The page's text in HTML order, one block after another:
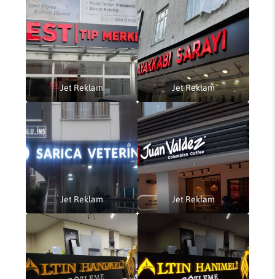
Jet Reklam Jet Reklam
Jet Reklam Jet Reklam